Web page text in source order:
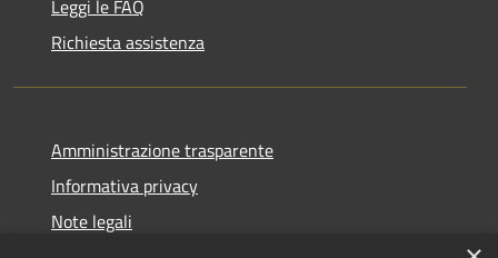
Leggi le FAQ
Richiesta assistenza
Amministrazione trasparente
Informativa privacy
Note legali